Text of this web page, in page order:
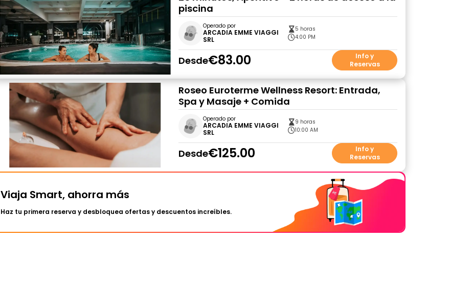
piscina
Operado por
ARCADIA EMME VIAGGI
SRL
5 horas
4:00 PM
Desde€83.00
Info y
Reservas
Roseo Euroterme Wellness Resort: Entrada,
Spa y Masaje + Comida
Operado por
ARCADIA EMME VIAGGI
SRL
9 horas
10:00 AM
Desde€125.00
Info y
Reservas
Viaja Smart, ahorra más
Haz tu primera reserva y desbloquea ofertas y descuentos increíbles.